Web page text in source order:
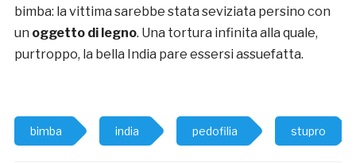
bimba: la vittima sarebbe stata seviziata persino con
un oggetto di legno. Una tortura infinita alla quale,
purtroppo, la bella India pare essersi assuefatta.
bimba india pedofilia stupro